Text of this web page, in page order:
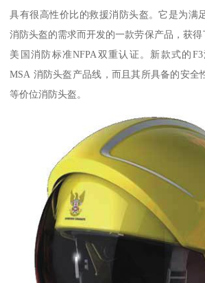
具有很高性价比的救援消防头盔。它是为满
消防头盔的需求而开发的一款劳保产品，获得
美国消防标准NFPA双重认证。新款式的
MSA 消防头盔产品线，而且其所具备的安全
等价位消防头盔。